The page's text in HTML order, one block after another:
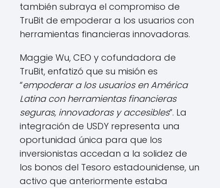
también subraya el compromiso de
TruBit de empoderar a los usuarios con
herramientas financieras innovadoras.
Maggie Wu, CEO y cofundadora de
TruBit, enfatizó que su misión es
“empoderar a los usuarios en América
Latina con herramientas financieras
seguras, innovadoras y accesibles”. La
integración de USDY representa una
oportunidad única para que los
inversionistas accedan a la solidez de
los bonos del Tesoro estadounidense, un
activo que anteriormente estaba